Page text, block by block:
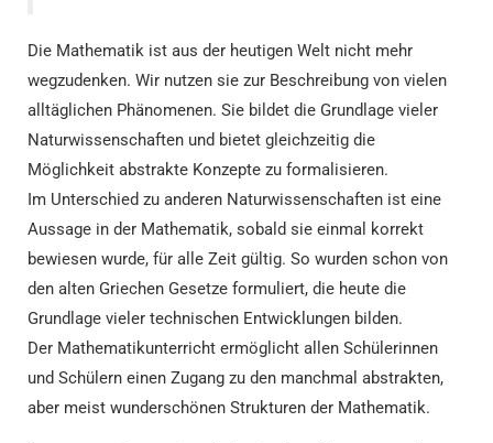
Die Mathematik ist aus der heutigen Welt nicht mehr
wegzudenken. Wir nutzen sie zur Beschreibung von vielen
alltäglichen Phänomenen. Sie bildet die Grundlage vieler
Naturwissenschaften und bietet gleichzeitig die
Möglichkeit abstrakte Konzepte zu formalisieren.
Im Unterschied zu anderen Naturwissenschaften ist eine
Aussage in der Mathematik, sobald sie einmal korrekt
bewiesen wurde, für alle Zeit gültig. So wurden schon von
den alten Griechen Gesetze formuliert, die heute die
Grundlage vieler technischen Entwicklungen bilden.
Der Mathematikunterricht ermöglicht allen Schülerinnen
und Schülern einen Zugang zu den manchmal abstrakten,
aber meist wunderschönen Strukturen der Mathematik.